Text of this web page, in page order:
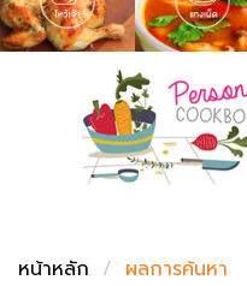
เคล็ดลับน่ารู้
เปรียบเทียบหน่ว
เปรียบเทียบอุณห
เปรียบเทียบน้ำห
FoodPedia
สร้าง Cookbook
หน้าหลัก
ผลการค้นหา